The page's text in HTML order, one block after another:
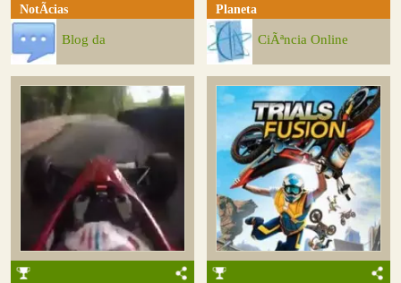
NotÃ­cias
Blog da
Planeta
CiÃªncia Online